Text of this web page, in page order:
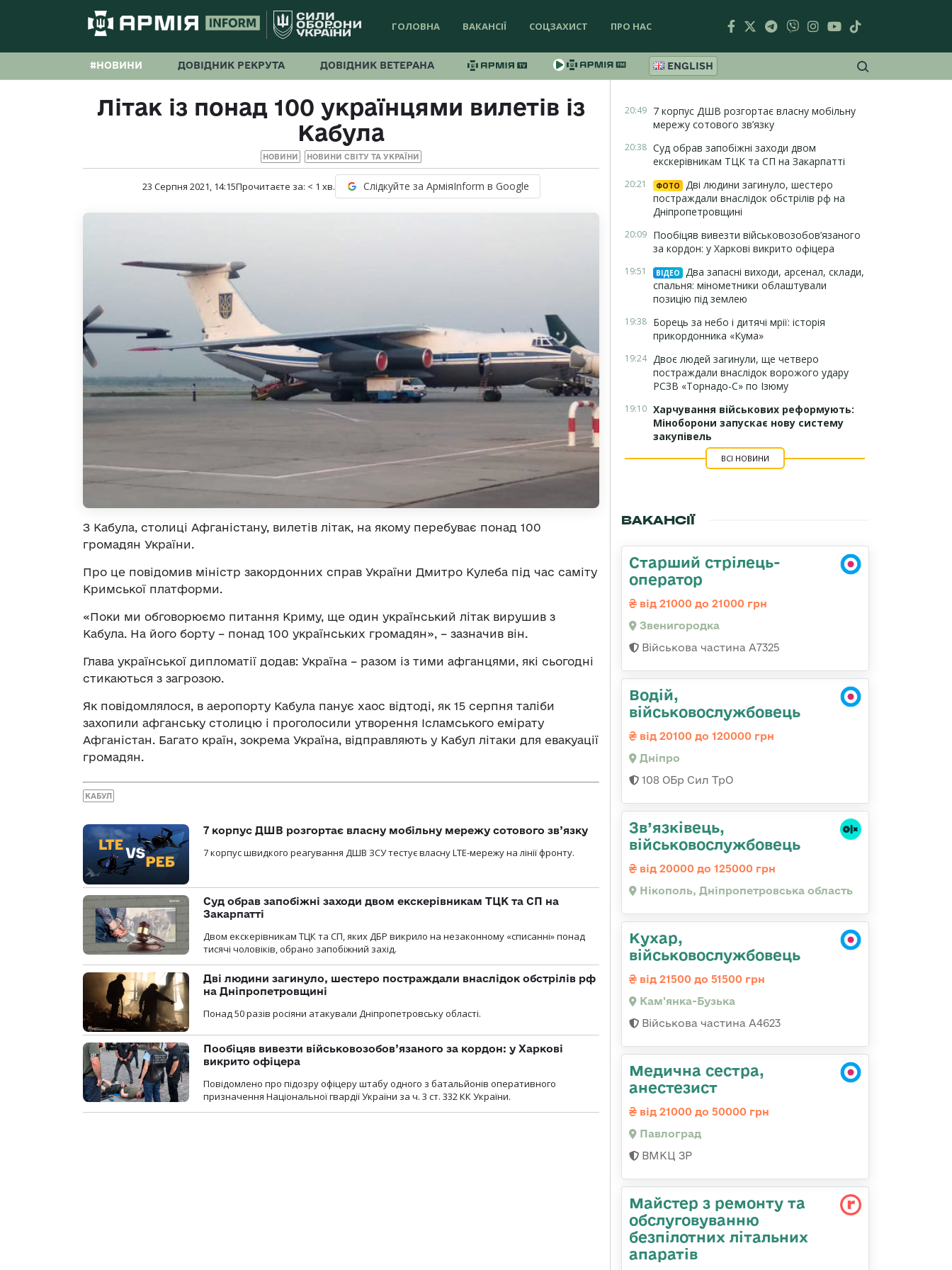
ГОЛОВНА ВАКАНСІЇ СОЦЗАХИСТ ПРО НАС
#НОВИНИ ДОВІДНИК РЕКРУТА ДОВІДНИК ВЕТЕРАНА ENGLISH
Літак із понад 100 українцями вилетів із
Кабула
НОВИНИ НОВИНИ СВІТУ ТА УКРАЇНИ
23 Серпня 2021, 14:15Прочитаєте за: < 1 хв. Слідкуйте за АрміяInform в Google
З Кабула, столиці Афганістану, вилетів літак, на якому перебуває понад 100
громадян України.
Про це повідомив міністр закордонних справ України Дмитро Кулеба під час саміту
Кримської платформи.
«Поки ми обговорюємо питання Криму, ще один український літак вирушив з
Кабула. На його борту – понад 100 українських громадян», – зазначив він.
Глава української дипломатії додав: Україна – разом із тими афганцями, які сьогодні
стикаються з загрозою.
Як повідомлялося, в аеропорту Кабула панує хаос відтоді, як 15 серпня таліби
захопили афганську столицю і проголосили утворення Ісламського емірату
Афганістан. Багато країн, зокрема Україна, відправляють у Кабул літаки для евакуації
громадян.
КАБУЛ
7 корпус ДШВ розгортає власну мобільну мережу сотового зв’язку
7 корпус швидкого реагування ДШВ ЗСУ тестує власну LTE-мережу на лінії фронту.
Суд обрав запобіжні заходи двом екскерівникам ТЦК та СП на
Закарпатті
Двом екскерівникам ТЦК та СП, яких ДБР викрило на незаконному «списанні» понад
тисячі чоловіків, обрано запобіжний захід.
Дві людини загинуло, шестеро постраждали внаслідок обстрілів рф
на Дніпропетровщині
Понад 50 разів росіяни атакували Дніпропетровську області.
Пообіцяв вивезти військовозобов’язаного за кордон: у Харкові
викрито офіцера
Повідомлено про підозру офіцеру штабу одного з батальйонів оперативного
призначення Національної гвардії України за ч. 3 ст. 332 КК України.
20:49 7 корпус ДШВ розгортає власну мобільну
мережу сотового зв’язку
20:38 Суд обрав запобіжні заходи двом
екскерівникам ТЦК та СП на Закарпатті
20:21 ФОТО
Дві людини загинуло, шестеро
постраждали внаслідок обстрілів рф на
Дніпропетровщині
20:09 Пообіцяв вивезти військовозобов’язаного
за кордон: у Харкові викрито офіцера
19:51 ВІДЕО
Два запасні виходи, арсенал, склади,
спальня: мінометники облаштували
позицію під землею
19:38 Борець за небо і дитячі мрії: історія
прикордонника «Кума»
19:24 Двоє людей загинули, ще четверо
постраждали внаслідок ворожого удару
РСЗВ «Торнадо-С» по Ізюму
19:10 Харчування військових реформують:
Міноборони запускає нову систему
закупівель
ВСІ НОВИНИ
ВАКАНСІЇ
Старший стрілець-
оператор
від 21000 до 21000 грн
Звенигородка
Військова частина А7325
Водій,
військовослужбовець
від 20100 до 120000 грн
Дніпро
108 ОБр Сил ТрО
Зв’язківець,
військовослужбовець
від 20000 до 125000 грн
Нікополь, Дніпропетровська область
Кухар,
військовослужбовець
від 21500 до 51500 грн
Кам'янка-Бузька
Військова частина А4623
Медична сестра,
анестезист
від 21000 до 50000 грн
Павлоград
ВМКЦ ЗР
Майстер з ремонту та
обслуговуванню
безпілотних літальних
апаратів